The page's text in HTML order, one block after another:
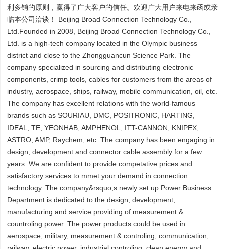
利多销的原则，赢得了广大客户的信任。欢迎广大用户来电来函或亲
临本公司洽谈！ Beijing Broad Connection Technology Co.,
Ltd.Founded in 2008, Beijing Broad Connection Technology Co.,
Ltd. is a high-tech company located in the Olympic business
district and close to the Zhongguancun Science Park. The
company specialized in sourcing and distributing electronic
components, crimp tools, cables for customers from the areas of
industry, aerospace, ships, railway, mobile communication, oil, etc.
The company has excellent relations with the world-famous
brands such as SOURIAU, DMC, POSITRONIC, HARTING,
IDEAL, TE, YEONHAB, AMPHENOL, ITT-CANNON, KNIPEX,
ASTRO, AMP, Raychem, etc. The company has been engaging in
design, development and connector cable assembly for a few
years. We are confident to provide competative prices and
satisfactory services to mmet your demand in connection
technology. The company&rsquo;s newly set up Power Business
Department is dedicated to the design, development,
manufacturing and service providing of measurement &
countroling power. The power products could be used in
aerospace, military, measurement & controling, communication,